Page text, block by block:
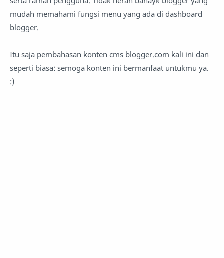
mudah memahami fungsi menu yang ada di dashboard
blogger.
Itu saja pembahasan konten cms blogger.com kali ini dan
seperti biasa: semoga konten ini bermanfaat untukmu ya.
:)